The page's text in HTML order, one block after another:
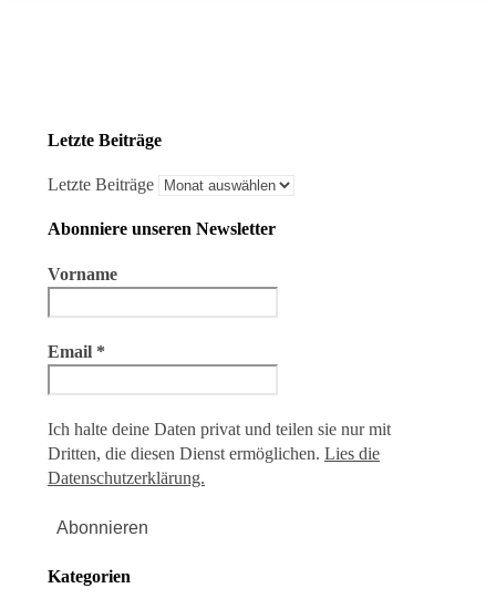
Letzte Beiträge
Letzte Beiträge
Abonniere unseren Newsletter
Vorname
Email *
Ich halte deine Daten privat und teilen sie nur mit
Dritten, die diesen Dienst ermöglichen. Lies die
Datenschutzerklärung.
Kategorien